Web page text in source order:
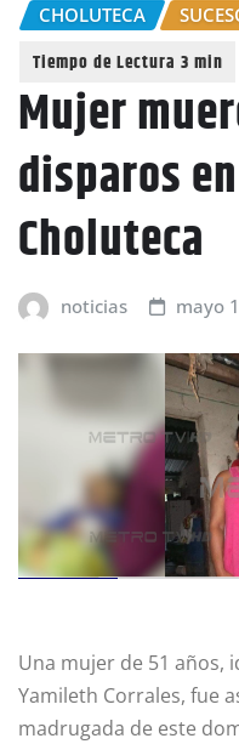
CHOLUTECA
Mujer
disparos
Choluteca
noticias mayo
Una mujer de 51 años,
Yamileth Corrales, fue
madrugada de este